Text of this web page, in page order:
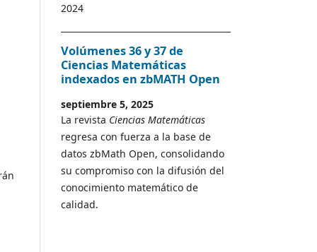
2024
Volúmenes 36 y 37 de
Ciencias Matemáticas
indexados en zbMATH Open
septiembre 5, 2025
La revista Ciencias Matemáticas
regresa con fuerza a la base de
datos zbMath Open, consolidando
su compromiso con la difusión del
conocimiento matemático de
calidad.